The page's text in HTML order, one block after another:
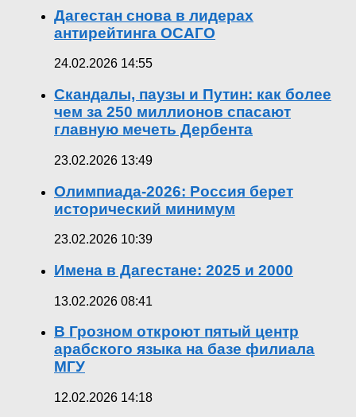
Дагестан снова в лидерах
антирейтинга ОСАГО
24.02.2026 14:55
Скандалы, паузы и Путин: как более
чем за 250 миллионов спасают
главную мечеть Дербента
23.02.2026 13:49
Олимпиада-2026: Россия берет
исторический минимум
23.02.2026 10:39
Имена в Дагестане: 2025 и 2000
13.02.2026 08:41
В Грозном откроют пятый центр
арабского языка на базе филиала
МГУ
12.02.2026 14:18